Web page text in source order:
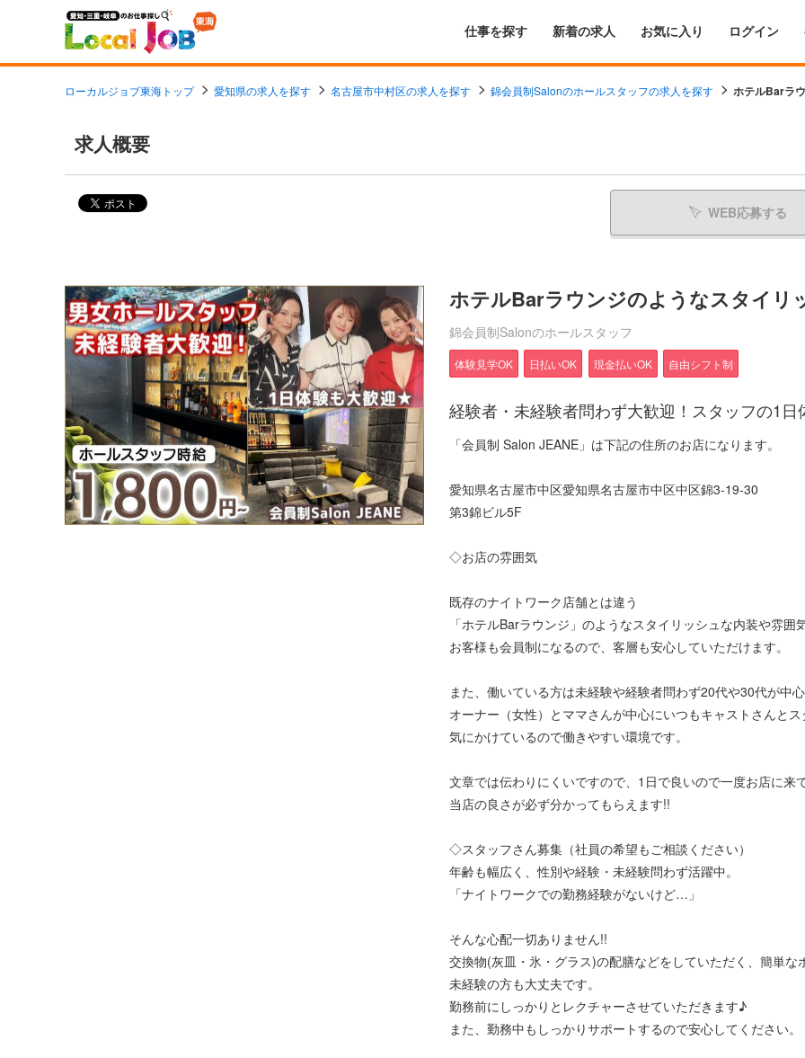
仕事を探す 新着の求人 お気に入り ログイン
ローカルジョブ東海トップ 愛知県の求人を探す 名古屋市中村区の求人を探す 錦会員制Salonのホールスタッフの求人を探す ホテルBarラ
求人概要
WEB応募する
ホテルBarラウンジのようなスタイリ
錦会員制Salonのホールスタッフ
体験見学OK 日払いOK 現金払いOK 自由シフト制
経験者・未経験者問わず大歓迎！スタッフの1
「会員制 Salon JEANE」は下記の住所のお店になります。
愛知県名古屋市中区愛知県名古屋市中区中区錦3-19-30
第3錦ビル5F
◇お店の雰囲気
既存のナイトワーク店舗とは違う
「ホテルBarラウンジ」のようなスタイリッシュな内装や雰囲気
お客様も会員制になるので、客層も安心していただけます。
また、働いている方は未経験や経験者問わず20代や30代が中心
オーナー（女性）とママさんが中心にいつもキャストさんと
気にかけているので働きやすい環境です。
文章では伝わりにくいですので、1日で良いので一度お店に来
当店の良さが必ず分かってもらえます!!
◇スタッフさん募集（社員の希望もご相談ください）
年齢も幅広く、性別や経験・未経験問わず活躍中。
「ナイトワークでの勤務経験がないけど…」
そんな心配一切ありません!!
交換物(灰皿・氷・グラス)の配膳などをしていただく、簡単な
未経験の方も大丈夫です。
勤務前にしっかりとレクチャーさせていただきます♪
また、勤務中もしっかりサポートするので安心してください。